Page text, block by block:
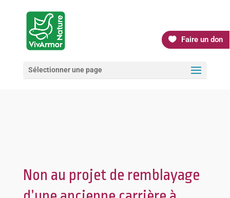
Faire un don
Sélectionner une page
Non au projet de remblayage